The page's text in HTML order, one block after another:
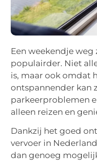
Een weekendje
populairder. Niet
is, maar ook omdat
ontspannender kan
parkeerproblemen
alleen reizen en
Dankzij het goed
vervoer in
dan genoeg